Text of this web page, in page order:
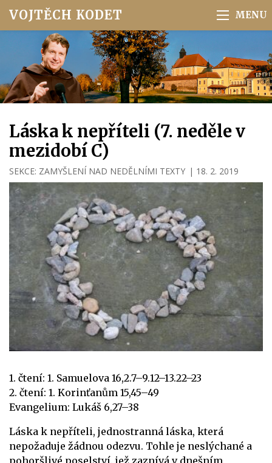
VOJTĚCH KODET
Láska k nepříteli (7. neděle v
mezidobí C)
SEKCE: ZAMYŠLENÍ NAD NEDĚLNÍMI TEXTY | 18. 2. 2019
1. čtení: 1. Samuelova 16,2.7–9.12–13.22–23
2. čtení: 1. Korinťanům 15,45–49
Evangelium: Lukáš 6,27–38
Láska k nepříteli, jednostranná láska, která
nepožaduje žádnou odezvu. Tohle je neslýchané a